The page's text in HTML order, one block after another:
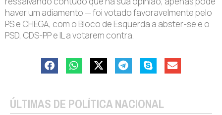
haver um adiamento — foi votado favoravelmente pelo
PS e CHEGA, com o Bloco de Esquerda a abster-se e o
PSD, CDS-PP e IL a votarem contra.
ÚLTIMAS DE POLÍTICA NACIONAL